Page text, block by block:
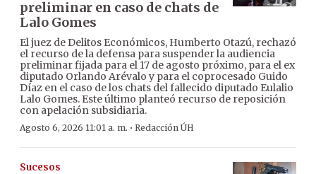
preliminar en caso de chats de
Lalo Gomes
El juez de Delitos Económicos, Humberto Otazú, rechazó
el recurso de la defensa para suspender la audiencia
preliminar fijada para el 17 de agosto próximo, para el ex
diputado Orlando Arévalo y para el coprocesado Guido
Díaz en el caso de los chats del fallecido diputado Eulalio
Lalo Gomes. Este último planteó recurso de reposición
con apelación subsidiaria.
Agosto 6, 2026 11:01 a. m. · Redacción ÚH
Sucesos